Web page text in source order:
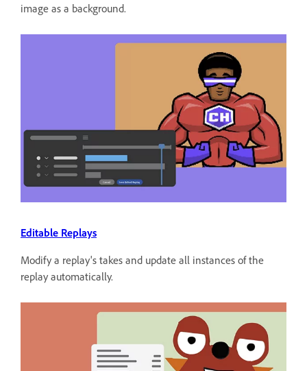
image as a background.
Editable Replays
Modify a replay's takes and update all instances of the
replay automatically.